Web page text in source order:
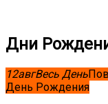
Дни
12авгВесь День
День Рождения